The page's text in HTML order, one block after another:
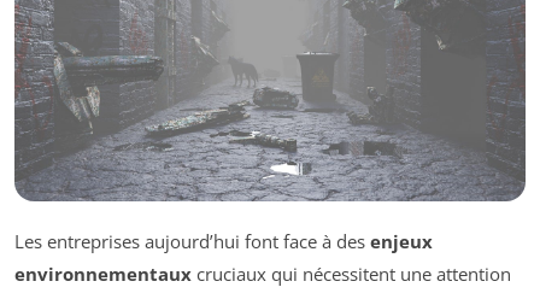
Les entreprises aujourd’hui font face à des enjeux
environnementaux cruciaux qui nécessitent une attention